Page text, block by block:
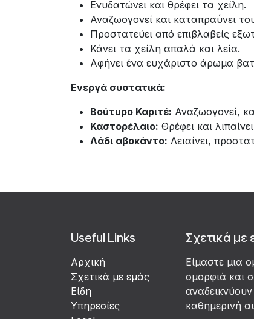
Ενυδατώνει και θρέφει τα χείλη.
Αναζωογονεί και καταπραΰνει
Προστατεύει από επιβλαβείς
Κάνει τα χείλη απαλά και λεία.
Αφήνει ένα ευχάριστο άρωμα
Ενεργά συστατικά:
Βούτυρο Καριτέ: Αναζωογονεί,
Καστορέλαιο: Θρέφει και
Λάδι αβοκάντο: Λειαίνει,
Useful Links
Αρχική
Σχετικά με εμάς
Είδη
Υπηρεσίες
Σχετικά με
Είμαστε μια
ομορφιά και
καθημερινή